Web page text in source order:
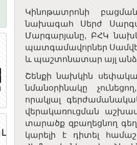
Կինոթատրոնի
նախագահ Սերժ
Մարգարյանը, ԲՀԿ
պատգամավորներ
և պաշտոնատար այլ
Շենքի նախկին
նմանօրինակը
որակյալ
վերակառուցման
տարածք զբաղեցնող
կարելի է դիտել